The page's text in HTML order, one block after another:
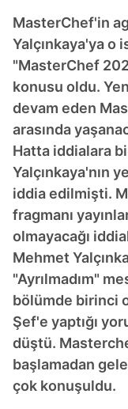
MasterChef'in
Yalçınkaya'ya o
"MasterChef
konusu oldu.
devam eden
arasında
Hatta iddialara
Yalçınkaya'nın
iddia edilmişti.
fragmanı
olmayacağı
Mehmet
"Ayrılmadım"
bölümde birinci
Şef'e yaptığı
düştü.
başlamadan
çok konuşuldu.